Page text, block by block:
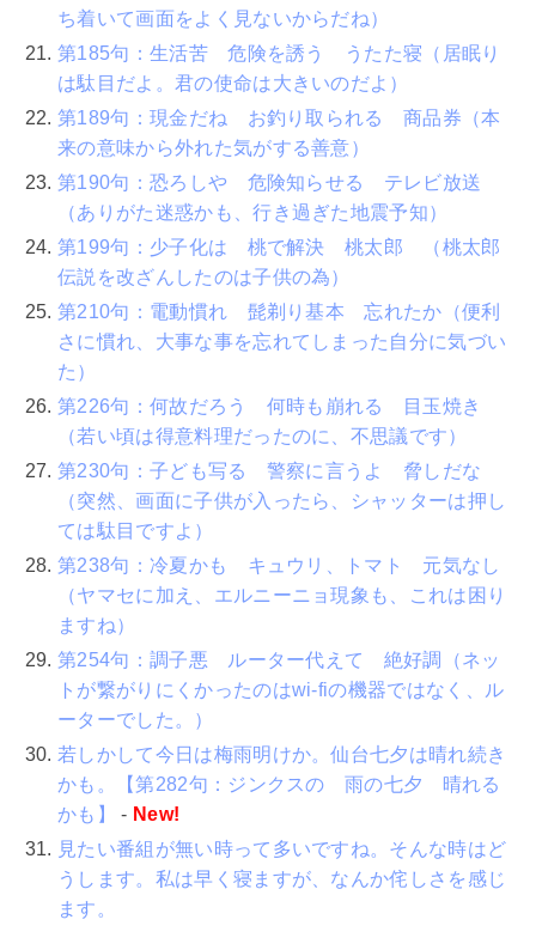
ち着いて画面をよく見ないからだね）
第185句：生活苦 危険を誘う うたた寝（居眠り
は駄目だよ。君の使命は大きいのだよ）
第189句：現金だね お釣り取られる 商品券（本
来の意味から外れた気がする善意）
第190句：恐ろしや 危険知らせる テレビ放送
（ありがた迷惑かも、行き過ぎた地震予知）
第199句：少子化は 桃で解決 桃太郎 （桃太郎
伝説を改ざんしたのは子供の為）
第210句：電動慣れ 髭剃り基本 忘れたか（便利
さに慣れ、大事な事を忘れてしまった自分に気づい
た）
第226句：何故だろう 何時も崩れる 目玉焼き
（若い頃は得意料理だったのに、不思議です）
第230句：子ども写る 警察に言うよ 脅しだな
（突然、画面に子供が入ったら、シャッターは押し
ては駄目ですよ）
第238句：冷夏かも キュウリ、トマト 元気なし
（ヤマセに加え、エルニーニョ現象も、これは困り
ますね）
第254句：調子悪 ルーター代えて 絶好調（ネッ
トが繋がりにくかったのはwi-fiの機器ではなく、ル
ーターでした。）
若しかして今日は梅雨明けか。仙台七夕は晴れ続き
かも。【第282句：ジンクスの 雨の七夕 晴れる
かも】
- New!
見たい番組が無い時って多いですね。そんな時はど
うします。私は早く寝ますが、なんか侘しさを感じ
ます。